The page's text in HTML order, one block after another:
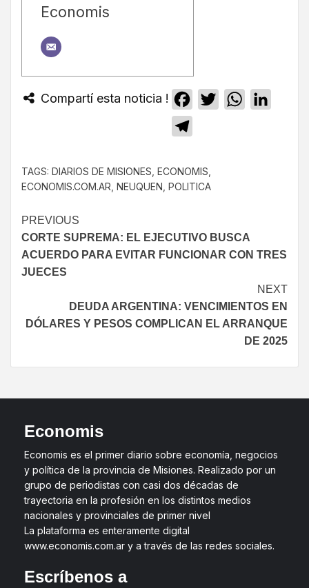
Economis
Compartí esta noticia ! Facebook
TwitterWhatsApp
TAGS: DIARIOS DE MISIONES ECONOMIS
ECONOMIS.COM.AR NEUQUEN POLITICA
PREVIOUS
CORTE SUPREMA: EL EJECUTIVO BUSCA
ACUERDO PARA EVITAR FUNCIONAR CON TRES
JUECES
NEXT
DEUDA ARGENTINA: VENCIMIENTOS EN
DÓLARES Y PESOS COMPLICAN EL ARRANQUE
DE 2025
Economis
Economis es el primer diario sobre economía, negocios
y política de la provincia de Misiones. Realizado por un
grupo de periodistas con casi dos décadas de
trayectoria en la profesión en los distintos medios
nacionales y provinciales de primer nivel
La plataforma es enteramente digital
www.economis.com.ar y a través de las redes sociales.
Escríbenos a